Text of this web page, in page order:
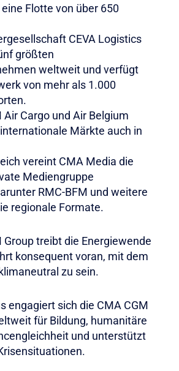
Flotte von über 650
CEVA Logistics
größten
weltweit und verfügt
von mehr als 1.000
Air Cargo und Air Belgium
Märkte auch in
vereint CMA Media die
Mediengruppe
RMC-BFM und weitere
regionale Formate.
Group treibt die Energiewende
konsequent voran, mit dem
zu sein.
engagiert sich die CMA CGM
für Bildung, humanitäre
und unterstützt